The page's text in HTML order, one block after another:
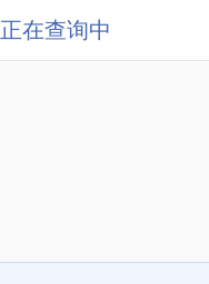
正在查询中